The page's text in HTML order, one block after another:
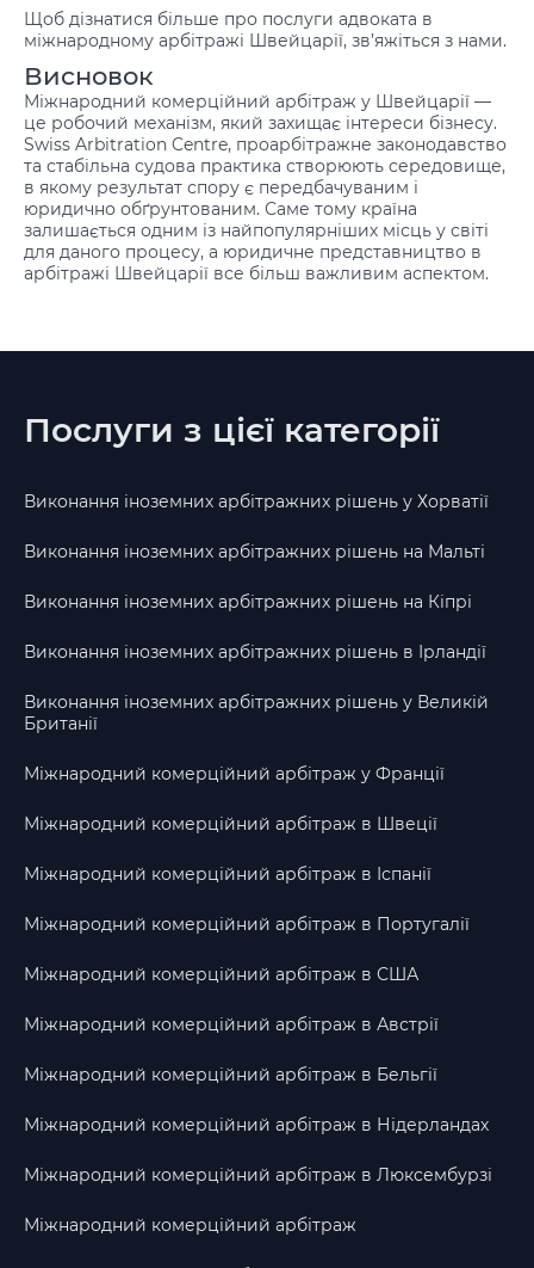
Щоб дізнатися більше про послуги адвоката в
міжнародному арбітражі Швейцарії, зв’яжіться з нами.
Висновок
Міжнародний комерційний арбітраж у Швейцарії —
це робочий механізм, який захищає інтереси бізнесу.
Swiss Arbitration Centre, проарбітражне законодавство
та стабільна судова практика створюють середовище,
в якому результат спору є передбачуваним і
юридично обґрунтованим. Саме тому країна
залишається одним із найпопулярніших місць у світі
для даного процесу, а юридичне представництво в
арбітражі Швейцарії все більш важливим аспектом.
Послуги з цієї категорії
Виконання іноземних арбітражних рішень у Хорватії
Виконання іноземних арбітражних рішень на Мальті
Виконання іноземних арбітражних рішень на Кіпрі
Виконання іноземних арбітражних рішень в Ірландії
Виконання іноземних арбітражних рішень у Великій
Британії
Міжнародний комерційний арбітраж у Франції
Міжнародний комерційний арбітраж в Швеції
Міжнародний комерційний арбітраж в Іспанії
Міжнародний комерційний арбітраж в Португалії
Міжнародний комерційний арбітраж в США
Міжнародний комерційний арбітраж в Австрії
Міжнародний комерційний арбітраж в Бельгії
Міжнародний комерційний арбітраж в Нідерландах
Міжнародний комерційний арбітраж в Люксембурзі
Міжнародний комерційний арбітраж